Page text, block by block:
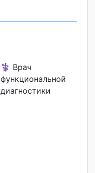
⚕️ Врач
функциональной
диагностики